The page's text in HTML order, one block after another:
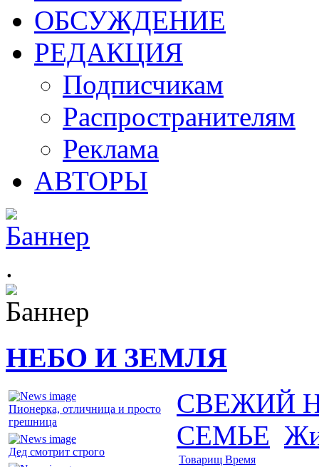
ОБСУЖДЕНИЕ
РЕДАКЦИЯ
Подписчикам
Распространителям
Реклама
АВТОРЫ
.
НЕБО И ЗЕМЛЯ
Пионерка, отличница и просто
грешница
Дед смотрит строго
СВЕЖИЙ
СЕМЬЕ
Товарищ Время